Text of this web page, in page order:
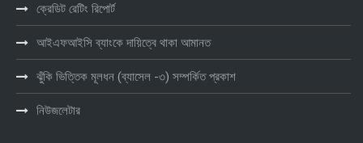
ক্রেডিট রেটিং রিপোর্ট
আইএফআইসি ব্যাংকে দায়িত্বে থাকা আমানত
ঝুঁকি ভিত্তিক মূলধন (ব্যাসেল -৩) সম্পর্কিত প্রকাশ
নিউজলেটার